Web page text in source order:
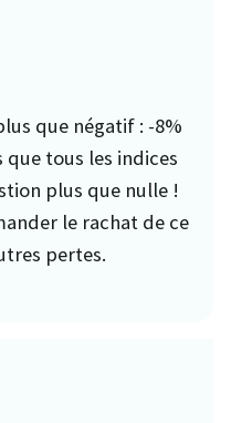
que négatif : -8%
que tous les indices
plus que nulle !
le rachat de ce
pertes.